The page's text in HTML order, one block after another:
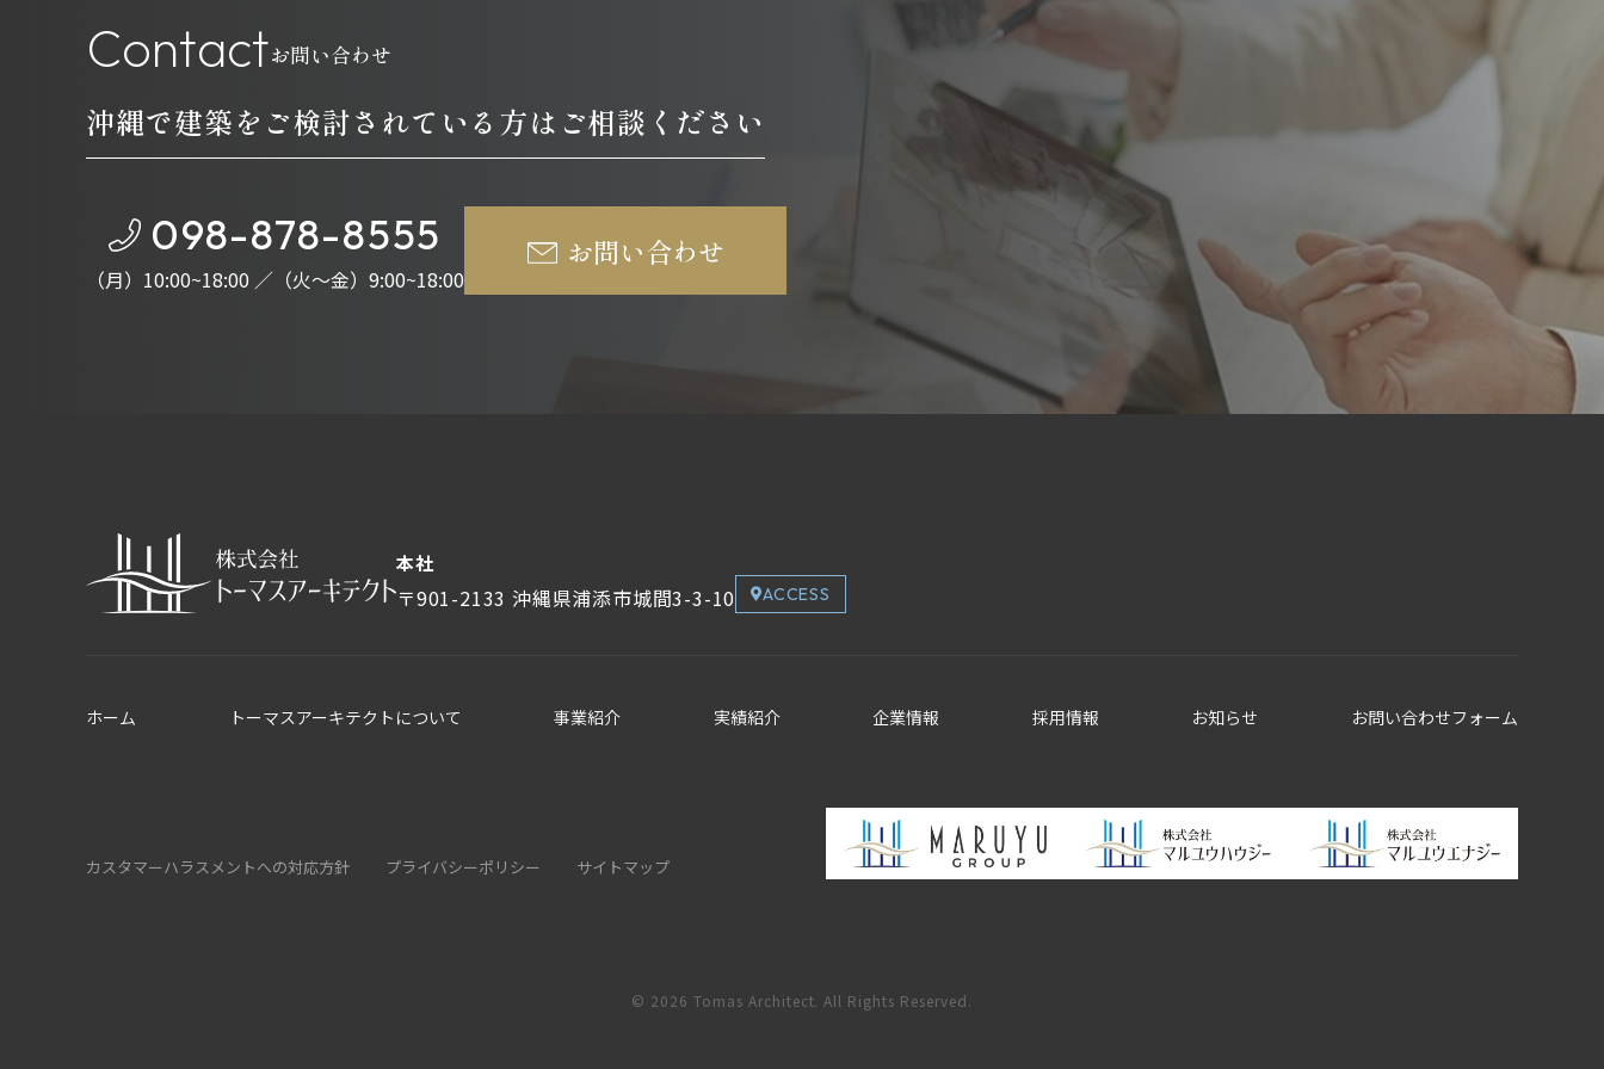
お問い合わせ
Contact
沖縄で建築をご検討されている方はご相談ください
098-878-8555
（月）10:00~18:00 ／（火～金）9:00~18:00
お問い合わせ
本社
〒901-2133 沖縄県浦添市城間3-3-10 ACCESS
ホーム トーマスアーキテクトについて 事業紹介 実績紹介 企業情報 採用情報 お知らせ お問い合わせフォーム
カスタマーハラスメントへの対応方針 プライバシーポリシー サイトマップ
© 2026 Tomas Architect. All Rights Reserved.